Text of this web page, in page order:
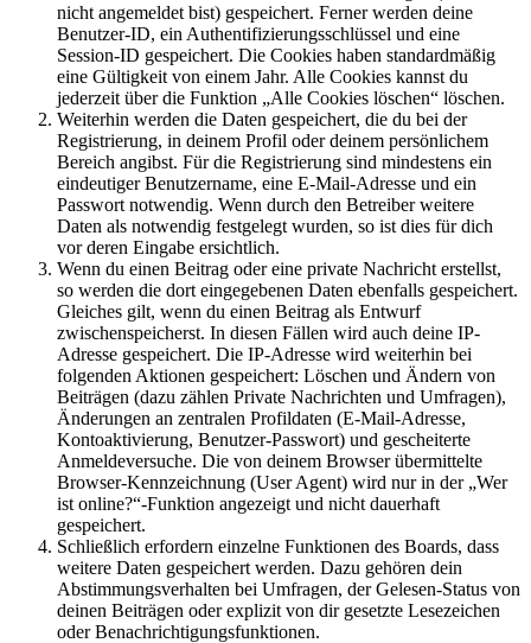
nicht angemeldet bist) gespeichert. Ferner werden deine
Benutzer-ID, ein Authentifizierungsschlüssel und eine
Session-ID gespeichert. Die Cookies haben standardmäßig
eine Gültigkeit von einem Jahr. Alle Cookies kannst du
jederzeit über die Funktion „Alle Cookies löschen“ löschen.
Weiterhin werden die Daten gespeichert, die du bei der
Registrierung, in deinem Profil oder deinem persönlichem
Bereich angibst. Für die Registrierung sind mindestens ein
eindeutiger Benutzername, eine E-Mail-Adresse und ein
Passwort notwendig. Wenn durch den Betreiber weitere
Daten als notwendig festgelegt wurden, so ist dies für dich
vor deren Eingabe ersichtlich.
Wenn du einen Beitrag oder eine private Nachricht erstellst,
so werden die dort eingegebenen Daten ebenfalls gespeichert.
Gleiches gilt, wenn du einen Beitrag als Entwurf
zwischenspeicherst. In diesen Fällen wird auch deine IP-
Adresse gespeichert. Die IP-Adresse wird weiterhin bei
folgenden Aktionen gespeichert: Löschen und Ändern von
Beiträgen (dazu zählen Private Nachrichten und Umfragen),
Änderungen an zentralen Profildaten (E-Mail-Adresse,
Kontoaktivierung, Benutzer-Passwort) und gescheiterte
Anmeldeversuche. Die von deinem Browser übermittelte
Browser-Kennzeichnung (User Agent) wird nur in der „Wer
ist online?“-Funktion angezeigt und nicht dauerhaft
gespeichert.
Schließlich erfordern einzelne Funktionen des Boards, dass
weitere Daten gespeichert werden. Dazu gehören dein
Abstimmungsverhalten bei Umfragen, der Gelesen-Status von
deinen Beiträgen oder explizit von dir gesetzte Lesezeichen
oder Benachrichtigungsfunktionen.